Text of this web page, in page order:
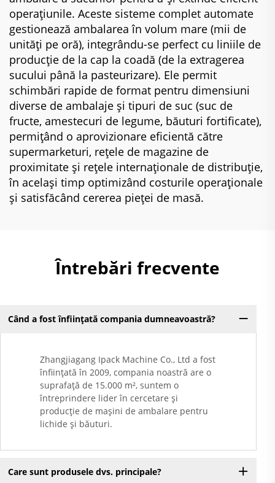
operațiunile. Aceste sisteme complet automate
gestionează ambalarea în volum mare (mii de
unități pe oră), integrându-se perfect cu liniile de
producție de la cap la coadă (de la extragerea
sucului până la pasteurizare). Ele permit
schimbări rapide de format pentru dimensiuni
diverse de ambalaje și tipuri de suc (suc de
fructe, amestecuri de legume, băuturi fortificate),
permițând o aprovizionare eficientă către
supermarketuri, rețele de magazine de
proximitate și rețele internaționale de distribuție,
în același timp optimizând costurile operaționale
și satisfăcând cererea pieței de masă.
Întrebări frecvente
Când a fost înființată compania dumneavoastră?
Zhangjiagang Ipack Machine Co., Ltd a fost
înființată în 2009, compania noastră are o
suprafață de 15.000 m², suntem o
întreprindere lider în cercetare și
producție de mașini de ambalare pentru
lichide și băuturi.
Care sunt produsele dvs. principale?